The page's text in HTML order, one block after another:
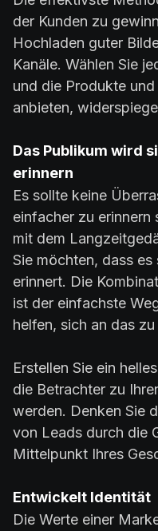
der Kunden zu
Hochladen guter
Kanäle. Wählen Sie
und die Produkte
anbieten,
Das Publikum wird
erinnern
Es sollte keine
einfacher zu erinnern
mit dem
Sie möchten, dass
erinnert. Die
ist der einfachste
helfen, sich an das
Erstellen Sie ein
die Betrachter zu
werden. Denken Sie
von Leads durch die
Mittelpunkt Ihres
Entwickelt Identität
Die Werte einer